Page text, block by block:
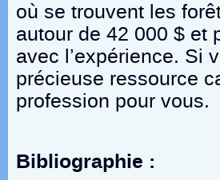
où se trouvent les
autour de 42 000 $ et
avec l’expérience. Si
précieuse ressource
profession pour vous.
Bibliographie :